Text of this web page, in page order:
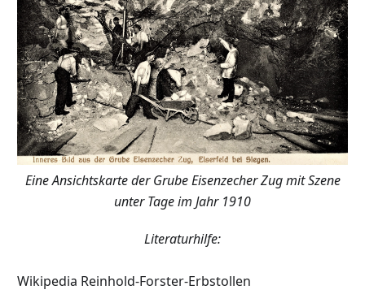
Eine Ansichtskarte der Grube Eisenzecher Zug mit Szene
unter Tage im Jahr 1910
Literaturhilfe:
Wikipedia Reinhold-Forster-Erbstollen